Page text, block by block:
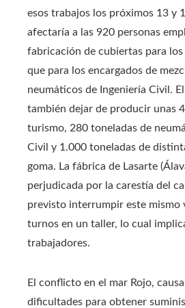
esos trabajos los próximos 13 y
afectaría a las 920 personas
fabricación de cubiertas para los
que para los encargados de
neumáticos de Ingeniería Civil.
también dejar de producir unas
turismo, 280 toneladas de
Civil y 1.000 toneladas de
goma. La fábrica de Lasarte
perjudicada por la carestía del
previsto interrumpir este mismo
turnos en un taller, lo cual
trabajadores.
El conflicto en el mar Rojo,
dificultades para obtener